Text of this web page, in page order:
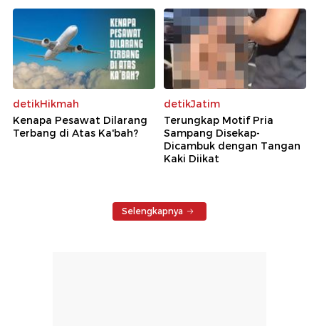
detikHikmah
Kenapa Pesawat Dilarang
Terbang di Atas Ka'bah?
detikJatim
Terungkap Motif Pria
Sampang Disekap-
Dicambuk dengan Tangan
Kaki Diikat
Selengkapnya